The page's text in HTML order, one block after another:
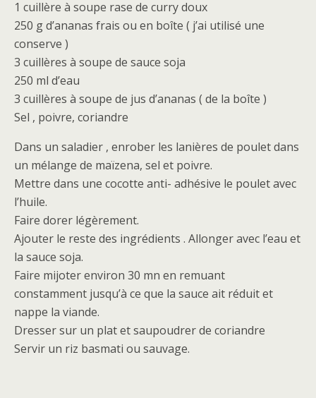
1 cuillère à soupe rase de curry doux
250 g d’ananas frais ou en boîte ( j’ai utilisé une
conserve )
3 cuillères à soupe de sauce soja
250 ml d’eau
3 cuillères à soupe de jus d’ananas ( de la boîte )
Sel , poivre, coriandre
Dans un saladier , enrober les lanières de poulet dans
un mélange de maïzena, sel et poivre.
Mettre dans une cocotte anti- adhésive le poulet avec
l’huile.
Faire dorer légèrement.
Ajouter le reste des ingrédients . Allonger avec l’eau et
la sauce soja.
Faire mijoter environ 30 mn en remuant
constamment jusqu’à ce que la sauce ait réduit et
nappe la viande.
Dresser sur un plat et saupoudrer de coriandre
Servir un riz basmati ou sauvage.